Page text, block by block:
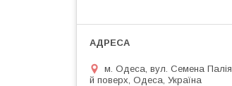
м. Одеса, вул. Семена
й поверх, Одеса, Україна